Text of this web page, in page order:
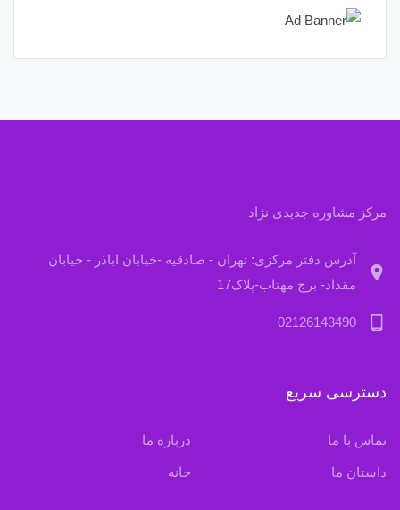
مرکز مشاوره جدیدی نژاد
location_on
آدرس دفتر مرکزی: تهران - صادقیه -خیابان اباذر - خیابان
مقداد- برج مهتاب-پلاک17
phone_android
02126143490
دسترسی سریع
تماس با ما درباره ما
داستان ما خانه